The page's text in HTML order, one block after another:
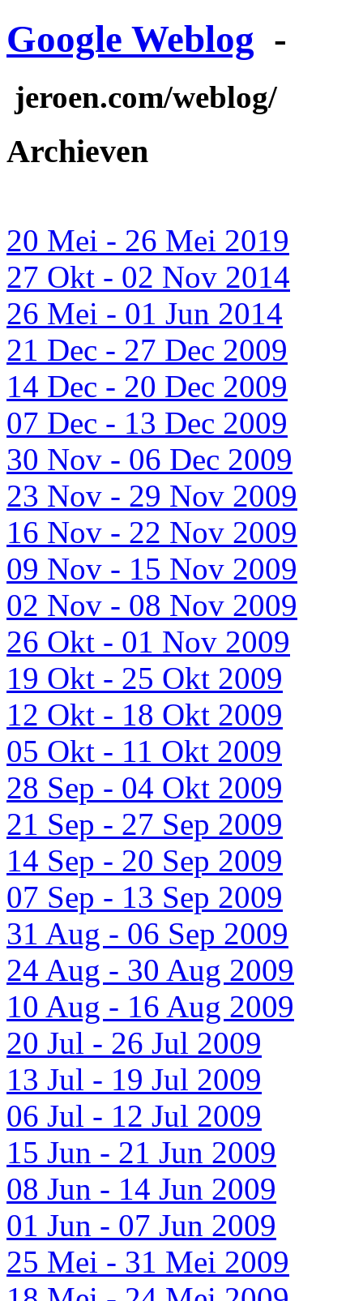
Google Weblog -
jeroen.com/weblog/
Archieven
20 Mei - 26 Mei 2019
27 Okt - 02 Nov 2014
26 Mei - 01 Jun 2014
21 Dec - 27 Dec 2009
14 Dec - 20 Dec 2009
07 Dec - 13 Dec 2009
30 Nov - 06 Dec 2009
23 Nov - 29 Nov 2009
16 Nov - 22 Nov 2009
09 Nov - 15 Nov 2009
02 Nov - 08 Nov 2009
26 Okt - 01 Nov 2009
19 Okt - 25 Okt 2009
12 Okt - 18 Okt 2009
05 Okt - 11 Okt 2009
28 Sep - 04 Okt 2009
21 Sep - 27 Sep 2009
14 Sep - 20 Sep 2009
07 Sep - 13 Sep 2009
31 Aug - 06 Sep 2009
24 Aug - 30 Aug 2009
10 Aug - 16 Aug 2009
20 Jul - 26 Jul 2009
13 Jul - 19 Jul 2009
06 Jul - 12 Jul 2009
15 Jun - 21 Jun 2009
08 Jun - 14 Jun 2009
01 Jun - 07 Jun 2009
25 Mei - 31 Mei 2009